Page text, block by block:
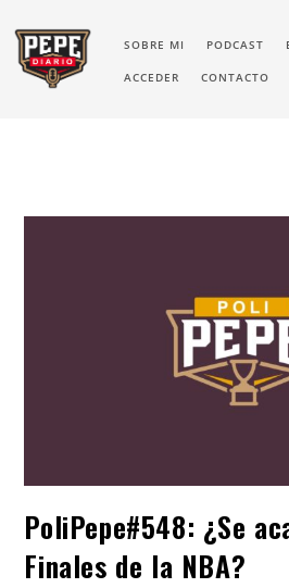
SOBRE MI PODCAST
ACCEDER CONTACTO
PoliPepe#548: ¿Se
Finales de la NBA?